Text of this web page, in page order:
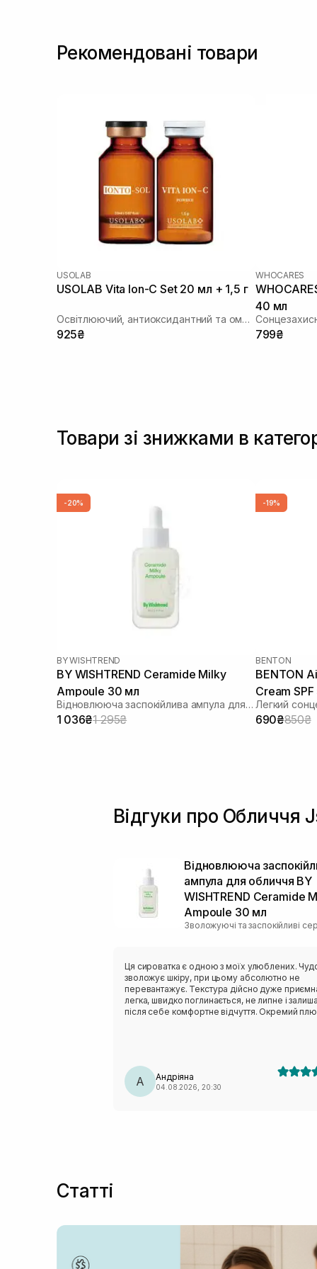
Рекомендовані товари
USOLAB
USOLAB Vita Ion-C Set 20 мл + 1,5 г
Освітлюючий, антиоксидантний та омолоджуючий набір
925₴
WHOCARES
40 мл
799₴
Товари зі знижками в
-20%
BY WISHTREND
BY WISHTREND Ceramide Milky
Ampoule 30 мл
Відновлююча заспокійлива ампула для обличчя
1 036₴1 295₴
-19%
BENTON
BENTON
Cream
Легкий
690₴850₴
Відгуки про Обличчя
Відновлююча
ампула для обличчя BY
WISHTREND Ceramide
Ampoule 30 мл
Зволожуючі та заспокійливі
Ця сироватка є одною з моїх улюблених.
зволожує шкіру, при цьому абсолютно не
перевантажує. Текстура дійсно дуже
легка, швидко поглинається, не липне і
після себе комфортне відчуття. Окремий
що цю версію знімають з виробництва, але
чекаю на оновлену формулу, по опису вона
мала би підійти моїй шкірі🥹
А Андріяна
04.08.2026, 20:30
Статті